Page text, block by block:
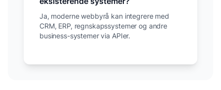
Ja, moderne webbyrå kan integrere med
CRM, ERP, regnskapssystemer og andre
business-systemer via APIer.